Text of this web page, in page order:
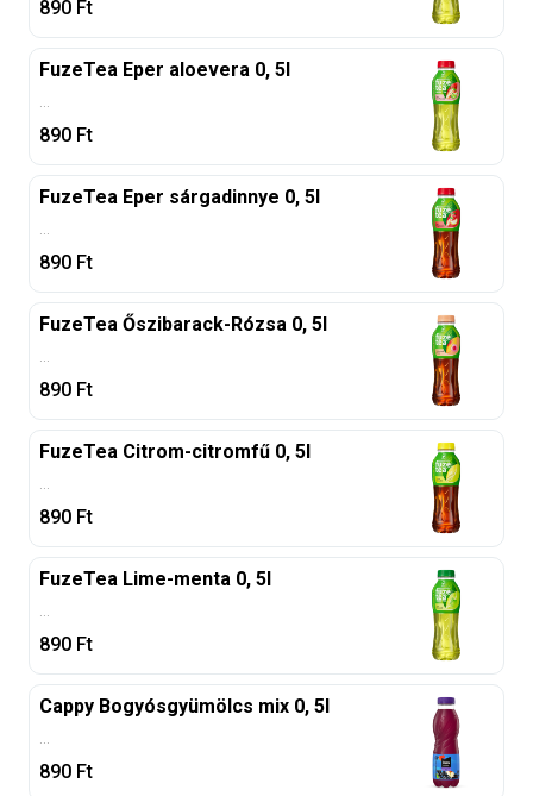
890 Ft
FuzeTea Eper aloevera 0, 5l
...
890 Ft
FuzeTea Eper sárgadinnye 0, 5l
...
890 Ft
FuzeTea Őszibarack-Rózsa 0, 5l
...
890 Ft
FuzeTea Citrom-citromfű 0, 5l
...
890 Ft
FuzeTea Lime-menta 0, 5l
...
890 Ft
Cappy Bogyósgyümölcs mix 0, 5l
...
890 Ft